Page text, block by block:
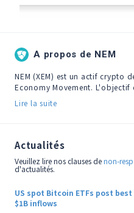
A propos de NEM
NEM (XEM) est un actif crypto
Economy Movement. L'objectif
Lire la suite
Actualités
Veuillez lire nos clauses denon-
d'actualités.
US spot Bitcoin ETFs post
$1B inflows